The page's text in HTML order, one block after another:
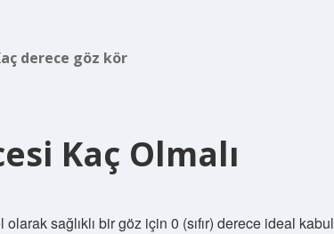
derece göz kör
Kaç Olmalı
sağlıklı bir göz için 0 (sıfır) derece ideal kabul